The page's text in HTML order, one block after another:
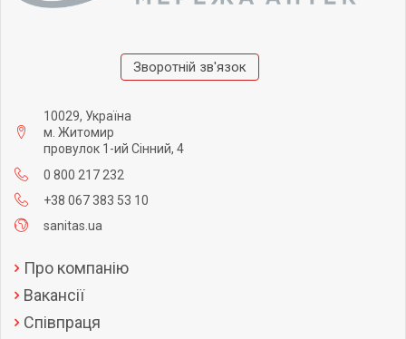
Зворотній зв'язок
10029, Україна
м. Житомир
провулок 1-ий Сінний, 4
0 800 217 232
+38 067 383 53 10
sanitas.ua
Про компанію
Вакансії
Співпраця